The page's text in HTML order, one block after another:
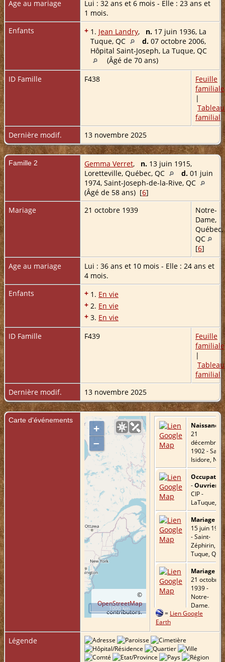
Age au mariage
Lui : 32 ans et 6 mois - Elle : 23 ans et
1 mois.
Enfants
+ 1. Jean Landry, n. 17 juin 1936, La
Tuque, QC
d. 07 octobre 2006,
Hôpital Saint-Joseph, La Tuque, QC
(Âgé de 70 ans)
ID Famille
F438
Feuille
familiale
|
Tableau
familial
Dernière modif.
13 novembre 2025
Famille 2 Gemma Verret, n. 13 juin 1915,
Loretteville, Québec, QC
d. 01 juin
1974, Saint-Joseph-de-la-Rive, QC
(Âgé de 58 ans) [6]
Mariage
21 octobre 1939
Notre-
Dame,
Québec,
QC
[6]
Age au mariage
Lui : 36 ans et 10 mois - Elle : 24 ans et
4 mois.
Enfants
+ 1. En vie
+ 2. En vie
+ 3. En vie
ID Famille
F439
Feuille
familiale
|
Tableau
familial
Dernière modif.
13 novembre 2025
Carte d'événements
+
–
©
OpenStreetMap
contributors.
1000 km
Naissance
-
21
décembre
1902 -
Isidore, NB
Occupation
-Ouvrier
- -
CIP -
LaTuque,
Mariage
15 juin 1935
- Saint-
Zéphirin, La
Tuque, QC
Mariage
21 octobre
1939 -
Notre-
Dame,
Québec, QC
Décès- 5
1972 - La
Tuque, QC
= Lien Google
Earth
Légende